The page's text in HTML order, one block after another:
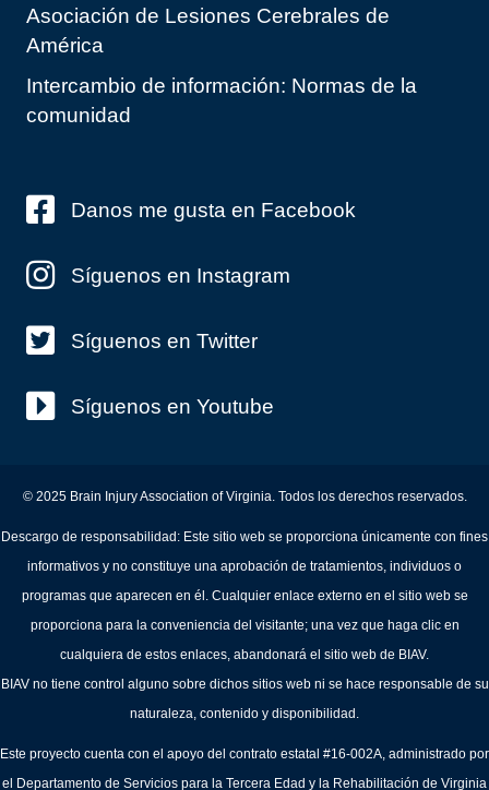
Asociación de Lesiones Cerebrales de
América
Intercambio de información: Normas de la
comunidad
Danos me gusta en Facebook
Síguenos en Instagram
Síguenos en Twitter
Síguenos en Youtube
© 2025 Brain Injury Association of Virginia. Todos los derechos reservados.
Descargo de responsabilidad: Este sitio web se proporciona únicamente con fines
informativos y no constituye una aprobación de tratamientos, individuos o
programas que aparecen en él. Cualquier enlace externo en el sitio web se
proporciona para la conveniencia del visitante; una vez que haga clic en
cualquiera de estos enlaces, abandonará el sitio web de BIAV.
BIAV no tiene control alguno sobre dichos sitios web ni se hace responsable de su
naturaleza, contenido y disponibilidad.
Este proyecto cuenta con el apoyo del contrato estatal #16-002A, administrado por
el Departamento de Servicios para la Tercera Edad y la Rehabilitación de Virginia